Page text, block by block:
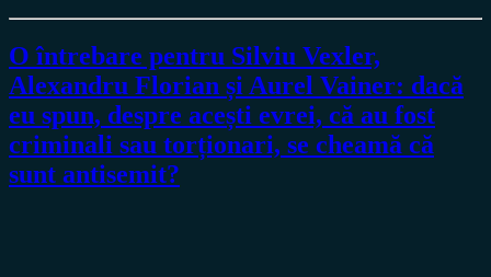
O întrebare pentru Silviu Vexler,
Alexandru Florian și Aurel Vainer: dacă
eu spun, despre acești evrei, că au fost
criminali sau torționari, se cheamă că
sunt antisemit?